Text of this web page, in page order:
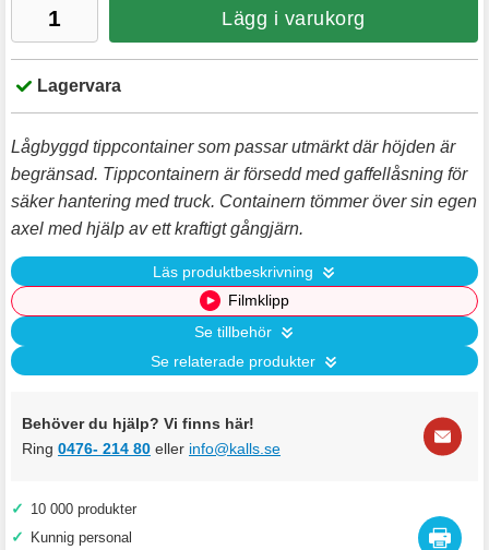
Lägg i varukorg
Lagervara
Lågbyggd tippcontainer som passar utmärkt där höjden är
begränsad. Tippcontainern är försedd med gaffellåsning för
säker hantering med truck. Containern tömmer över sin egen
axel med hjälp av ett kraftigt gångjärn.
Läs produktbeskrivning
Filmklipp
Se tillbehör
Se relaterade produkter
Behöver du hjälp? Vi finns här!
Ring 0476- 214 80 eller info@kalls.se
✓ 10 000 produkter
✓ Kunnig personal